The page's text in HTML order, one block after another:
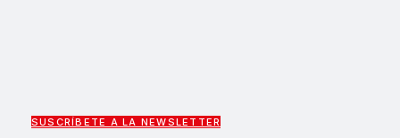
SUSCRÍBETE A LA NEWSLETTER